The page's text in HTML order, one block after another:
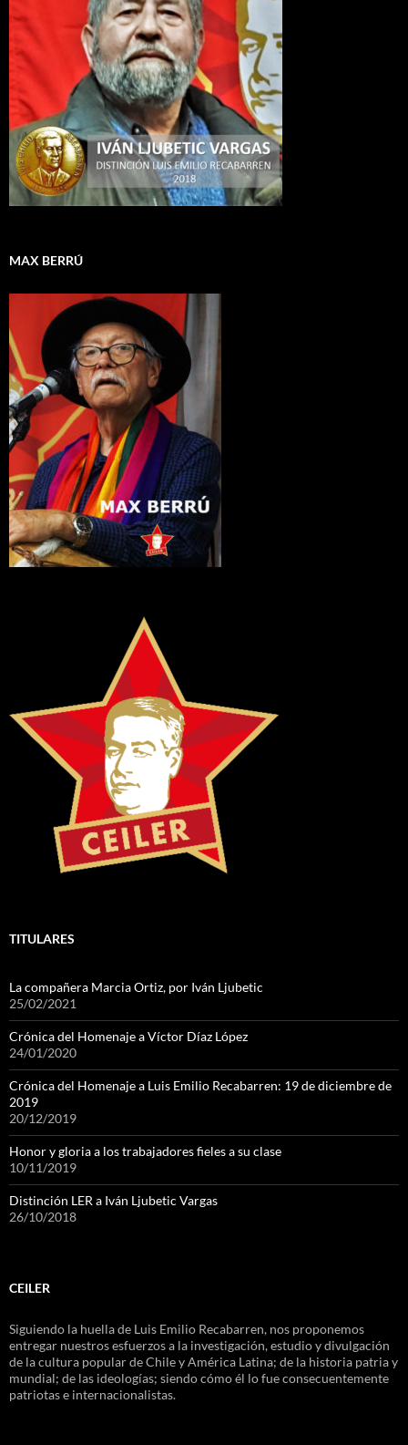
MAX BERRÚ
TITULARES
La compañera Marcia Ortiz, por Iván Ljubetic
25/02/2021
Crónica del Homenaje a Víctor Díaz López
24/01/2020
Crónica del Homenaje a Luis Emilio Recabarren: 19 de diciembre de
2019
20/12/2019
Honor y gloria a los trabajadores fieles a su clase
10/11/2019
Distinción LER a Iván Ljubetic Vargas
26/10/2018
CEILER
Siguiendo la huella de Luis Emilio Recabarren, nos proponemos
entregar nuestros esfuerzos a la investigación, estudio y divulgación
de la cultura popular de Chile y América Latina; de la historia patria y
mundial; de las ideologías; siendo cómo él lo fue consecuentemente
patriotas e internacionalistas.